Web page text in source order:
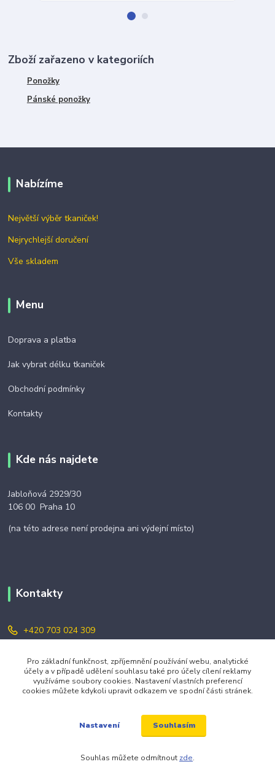
Zboží zařazeno v kategoriích
Ponožky
Pánské ponožky
Nabízíme
Největší výběr tkaniček!
Nejrychlejší doručení
Vše skladem
Menu
Doprava a platba
Jak vybrat délku tkaniček
Obchodní podmínky
Kontakty
Kde nás najdete
Jabloňová 2929/30
106 00 Praha 10
(na této adrese není prodejna ani výdejní místo)
Kontakty
+420 703 024 309
objednavky@zavazuj.cz
Pro základní funkčnost, zpříjemnění používání webu, analytické
účely a v případě udělení souhlasu také pro účely cílení reklamy
využíváme soubory cookies. Nastavení vlastních preferencí
cookies můžete kdykoli upravit odkazem ve spodní části stránek.
Nastavení Souhlasím
Souhlas můžete odmítnout zde.